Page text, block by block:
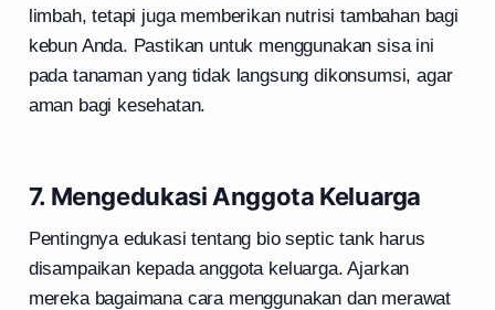
limbah, tetapi juga memberikan nutrisi tambahan bagi
kebun Anda. Pastikan untuk menggunakan sisa ini
pada tanaman yang tidak langsung dikonsumsi, agar
aman bagi kesehatan.
7. Mengedukasi Anggota Keluarga
Pentingnya edukasi tentang bio septic tank harus
disampaikan kepada anggota keluarga. Ajarkan
mereka bagaimana cara menggunakan dan merawat